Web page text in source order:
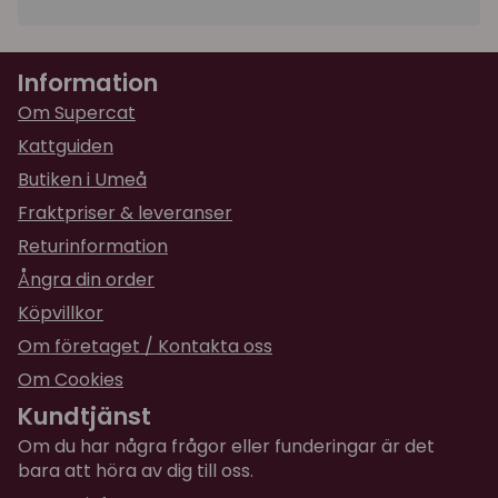
kopplet är tvättbara för hand upp till 30 °C.
Information
Om Supercat
Kattguiden
Butiken i Umeå
Fraktpriser & leveranser
Returinformation
Ångra din order
Köpvillkor
Om företaget / Kontakta oss
Om Cookies
Kundtjänst
Om du har några frågor eller funderingar är det
bara att höra av dig till oss.